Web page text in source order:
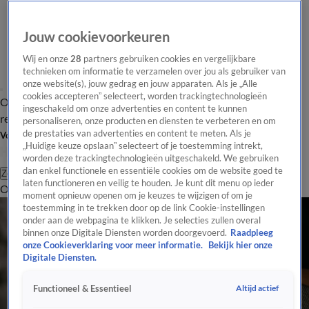
Overzicht Laatste nieuws Regionieuws Het beste van Hart
Tip de
redactie
Volg Hart van Nederland
Zoeken
OverzichtRegioUitzendingenWeerTip de redactiePanelVideo's
Jouw cookievoorkeuren
Wij en onze28 partners gebruiken cookies en vergelijkbare
technieken om informatie te verzamelen over jou als gebruiker van
onze website(s), jouw gedrag en jouw apparaten. Als je „Alle
cookies accepteren” selecteert, worden trackingtechnologieën
ingeschakeld om onze advertenties en content te kunnen
personaliseren, onze producten en diensten te verbeteren en om
de prestaties van advertenties en content te meten. Als je
„Huidige keuze opslaan” selecteert of je toestemming intrekt,
worden deze trackingtechnologieën uitgeschakeld. We gebruiken
dan enkel functionele en essentiële cookies om de website goed te
laten functioneren en veilig te houden. Je kunt dit menu op ieder
moment opnieuw openen om je keuzes te wijzigen of om je
toestemming in te trekken door op de link Cookie-instellingen
onder aan de webpagina te klikken. Je selecties zullen overal
binnen onze Digitale Diensten worden doorgevoerd. Raadpleeg
onze Cookieverklaring voor meer informatie.
Bekijk hier onze
Digitale Diensten.
Functioneel & Essentieel Altijd actief